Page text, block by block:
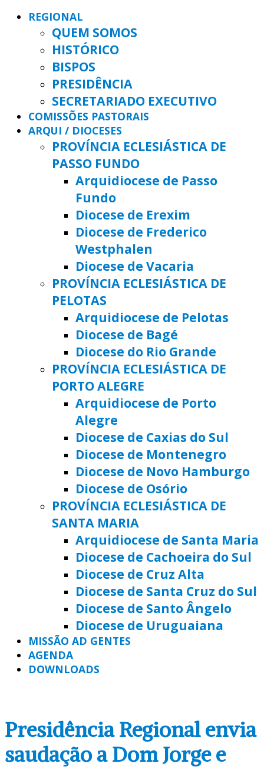
REGIONAL
QUEM SOMOS
HISTÓRICO
BISPOS
PRESIDÊNCIA
SECRETARIADO EXECUTIVO
COMISSÕES PASTORAIS
ARQUI / DIOCESES
PROVÍNCIA ECLESIÁSTICA DE
PASSO FUNDO
Arquidiocese de Passo
Fundo
Diocese de Erexim
Diocese de Frederico
Westphalen
Diocese de Vacaria
PROVÍNCIA ECLESIÁSTICA DE
PELOTAS
Arquidiocese de Pelotas
Diocese de Bagé
Diocese do Rio Grande
PROVÍNCIA ECLESIÁSTICA DE
PORTO ALEGRE
Arquidiocese de Porto
Alegre
Diocese de Caxias do Sul
Diocese de Montenegro
Diocese de Novo Hamburgo
Diocese de Osório
PROVÍNCIA ECLESIÁSTICA DE
SANTA MARIA
Arquidiocese de Santa Maria
Diocese de Cachoeira do Sul
Diocese de Cruz Alta
Diocese de Santa Cruz do Sul
Diocese de Santo Ângelo
Diocese de Uruguaiana
MISSÃO AD GENTES
AGENDA
DOWNLOADS
Presidência Regional envia
saudação a Dom Jorge e